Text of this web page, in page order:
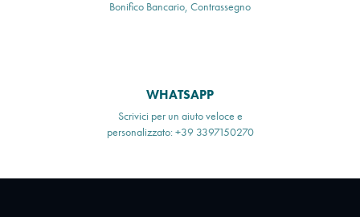
Bonifico Bancario, Contrassegno
WHATSAPP
Scrivici per un aiuto veloce e
personalizzato: +39 3397150270